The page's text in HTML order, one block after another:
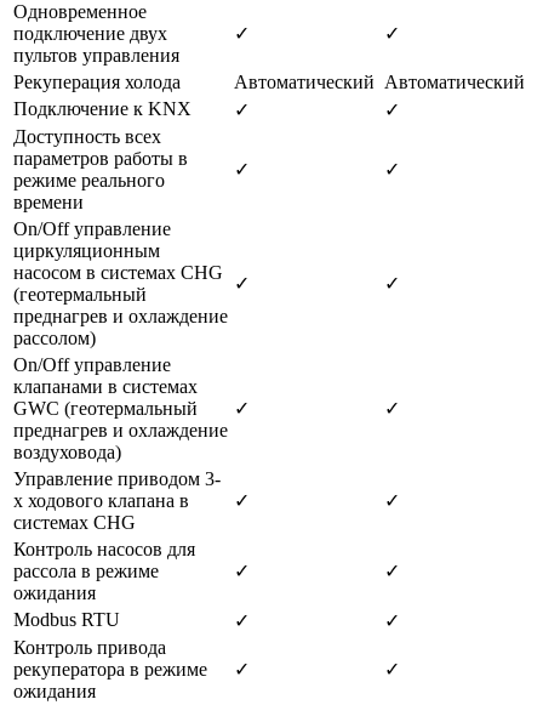
Одновременное
подключение двух
пультов управления
✓ ✓
Рекуперация холода Автоматический Автоматический
Подключение к KNX
✓
✓
Доступность всех
параметров работы в
режиме реального
времени
✓ ✓
On/Off управление
циркуляционным
насосом в системах CHG
(геотермальный
преднагрев и охлаждение
рассолом)
✓ ✓
On/Off управление
клапанами в системах
GWC (геотермальный
преднагрев и охлаждение
воздуховода)
✓ ✓
Управление приводом 3-
х ходового клапана в
системах CHG
✓ ✓
Контроль насосов для
рассола в режиме
ожидания
✓ ✓
Modbus RTU ✓
✓
Контроль привода
рекуператора в режиме
ожидания
✓ ✓